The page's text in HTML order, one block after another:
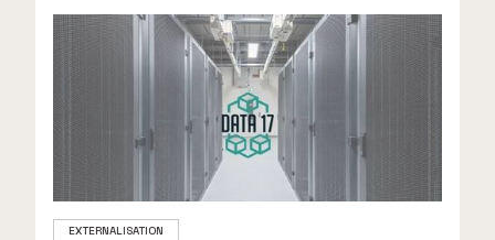
EXTERNALISATION